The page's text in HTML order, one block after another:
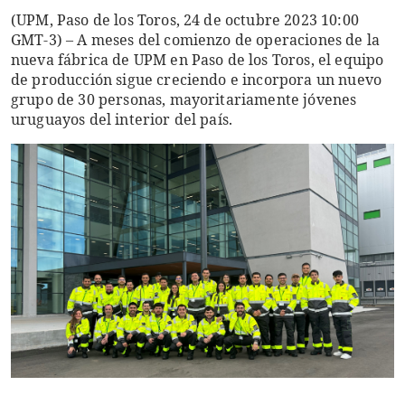
(UPM, Paso de los Toros, 24 de octubre 2023 10:00
GMT-3) – A meses del comienzo de operaciones de la
nueva fábrica de UPM en Paso de los Toros, el equipo
de producción sigue creciendo e incorpora un nuevo
grupo de 30 personas, mayoritariamente jóvenes
uruguayos del interior del país.